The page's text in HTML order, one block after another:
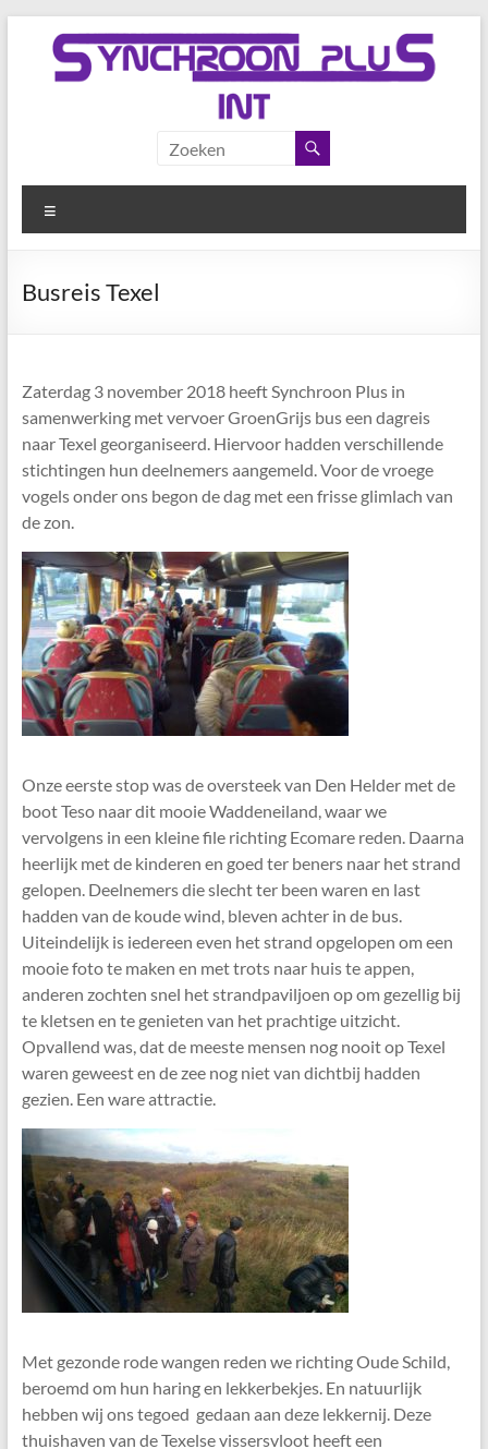
Synchroon
Plus
het gebied
taal en
Busreis Texel
Zaterdag 3 november 2018 heeft Synchroon Plus in
samenwerking met vervoer GroenGrijs bus een dagreis
naar Texel georganiseerd. Hiervoor hadden verschillende
stichtingen hun deelnemers aangemeld. Voor de vroege
vogels onder ons begon de dag met een frisse glimlach van
de zon.
Onze eerste stop was de oversteek van Den Helder met de
boot Teso naar dit mooie Waddeneiland, waar we
vervolgens in een kleine file richting Ecomare reden. Daarna
heerlijk met de kinderen en goed ter beners naar het strand
gelopen. Deelnemers die slecht ter been waren en last
hadden van de koude wind, bleven achter in de bus.
Uiteindelijk is iedereen even het strand opgelopen om een
mooie foto te maken en met trots naar huis te appen,
anderen zochten snel het strandpaviljoen op om gezellig bij
te kletsen en te genieten van het prachtige uitzicht.
Opvallend was, dat de meeste mensen nog nooit op Texel
waren geweest en de zee nog niet van dichtbij hadden
gezien. Een ware attractie.
Met gezonde rode wangen reden we richting Oude Schild,
beroemd om hun haring en lekkerbekjes. En natuurlijk
hebben wij ons tegoed gedaan aan deze lekkernij. Deze
thuishaven van de Texelse vissersvloot heeft een